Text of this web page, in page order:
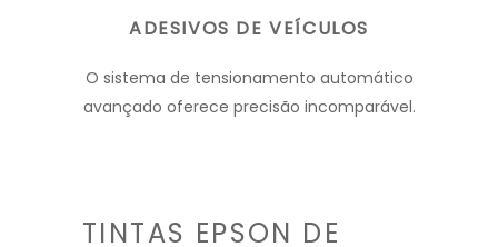
ADESIVOS DE VEÍCULOS
O sistema de tensionamento automático
avançado oferece precisão incomparável.
TINTAS EPSON DE